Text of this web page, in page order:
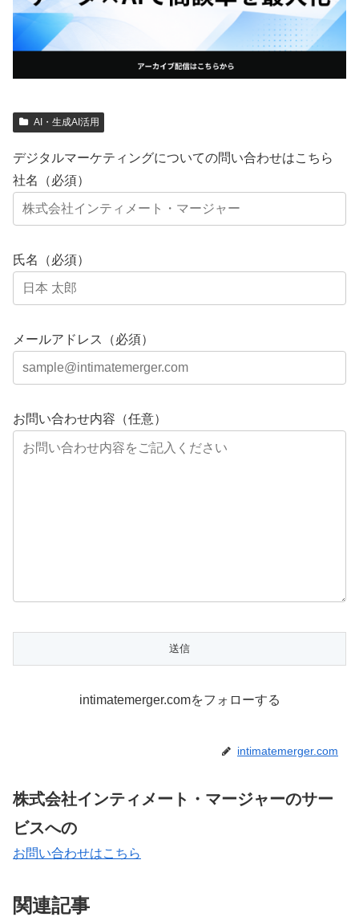
AI・生成AI活用
デジタルマーケティングについての問い合わせはこちら
社名（必須）
氏名（必須）
メールアドレス（必須）
お問い合わせ内容（任意）
intimatemerger.comをフォローする
intimatemerger.com
株式会社インティメート・マージャーのサー
ビスへの
お問い合わせはこちら
関連記事